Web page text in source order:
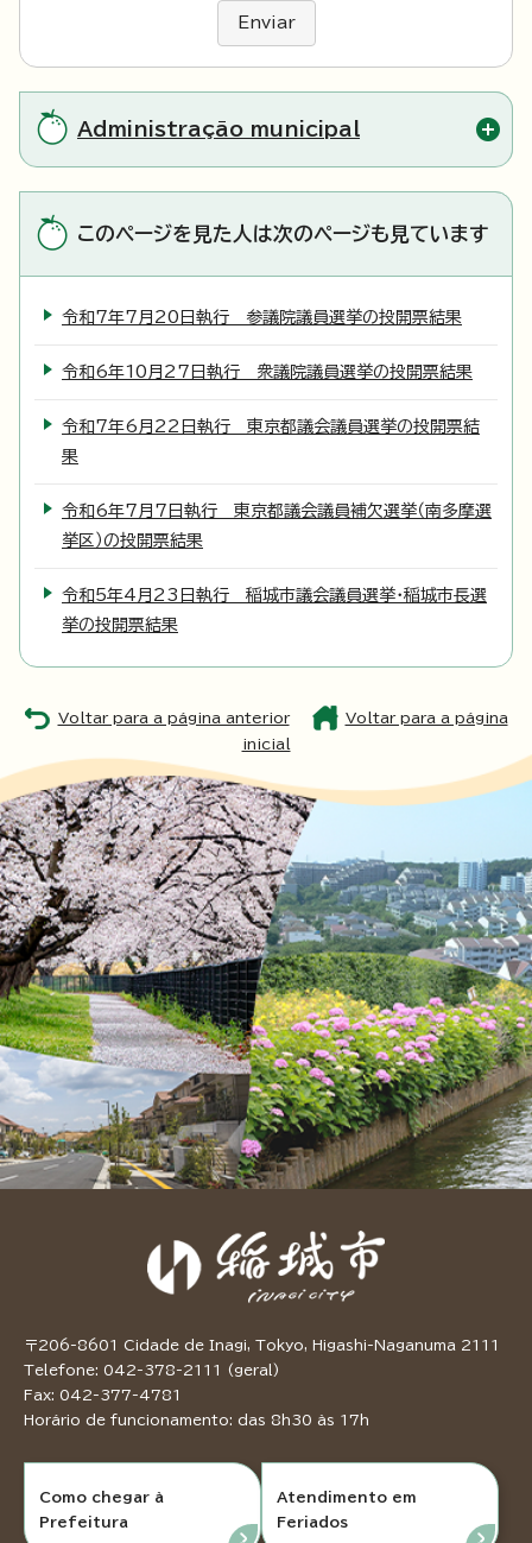
Enviar
Administração municipal
このページを見た人は次のページも見ています
令和7年7月20日執行 参議院議員選挙の投開票結果
令和6年10月27日執行 衆議院議員選挙の投開票結果
令和7年6月22日執行 東京都議会議員選挙の投開票結
果
令和6年7月7日執行 東京都議会議員補欠選挙（南多摩選
挙区）の投開票結果
令和5年4月23日執行 稲城市議会議員選挙・稲城市長選
挙の投開票結果
Voltar para a página anterior
Voltar para a página
inicial
〒206-8601 Cidade de Inagi, Tokyo, Higashi-Naganuma 2111
Telefone: 042-378-2111 (geral)
Fax: 042-377-4781
Horário de funcionamento: das 8h30 às 17h
Como chegar à
Prefeitura
Atendimento em
Feriados